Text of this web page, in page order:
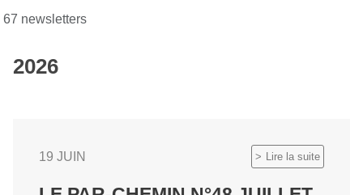
67 newsletters
2026
Lire la suite
19 JUIN